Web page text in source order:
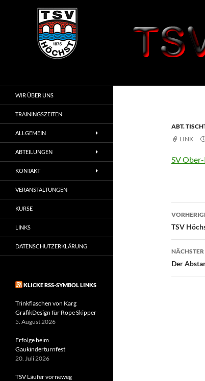
ABT.
LINK
SV
TSV
Der
WIR ÜBER UNS
TRAININGSZEITEN
ALLGEMEIN
ABTEILUNGEN
KONTAKT
VERANSTALTUNGEN
KURSE
LINKS
DATENSCHUTZERKLÄRUNG
KLICKE RSS-SYMBOL LINKS
Trinkflaschen von Karg
GrafikDesign für Rope Skipper
5. August 2026
Erfolge beim
Gaukinderturnfest
20. Juli 2026
TSV Läufer vorneweg